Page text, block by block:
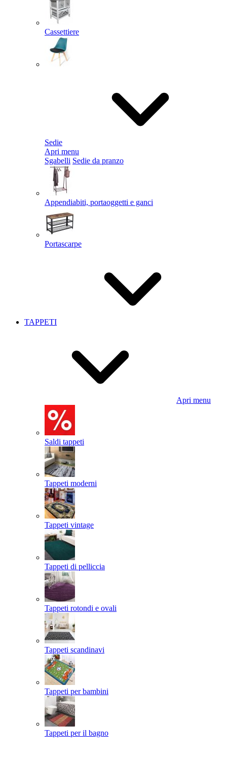
Cassettiere
Sedie
Apri menu
Sgabelli Sedie da pranzo
Appendiabiti, portaoggetti e ganci
Portascarpe
TAPPETI
Apri menu
Saldi tappeti
Tappeti moderni
Tappeti vintage
Tappeti di pelliccia
Tappeti rotondi e ovali
Tappeti scandinavi
Tappeti per bambini
Tappeti per il bagno